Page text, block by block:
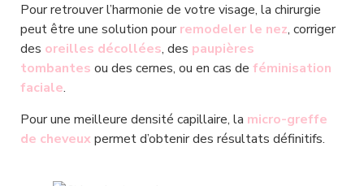
Pour retrouver l’harmonie de votre visage, la chirurgie
peut être une solution pour remodeler le nez, corriger
des oreilles décollées, des paupières
tombantes ou des cernes, ou en cas de féminisation
faciale.
Pour une meilleure densité capillaire, la micro-greffe
de cheveux permet d’obtenir des résultats définitifs.